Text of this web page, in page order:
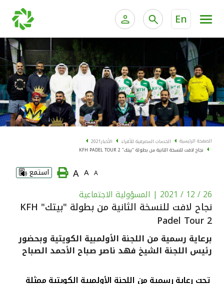
En
الخدمات المصرفية الإلكترونية للأفراد
الخدمات المصرفية الإلكترونية للشركات
خدمة "بيتك" للتداول الإلكتروني
الخدمات المصرفية للأفراد الخدمات المالية الخاصة
الحسابات المصرفية
البطاقات
"برامج العملاء"
الاستثمار
القنوات المصرفية
الصفحة الرئيسية الخدمات المصرفية للأفراد الأخبار2021
نجاح لافت للنسخة الثانية من بطولة "بيتك" KFH PADEL TOUR 2
A
A
A استمع
26 / 12 / 2021 | المسؤولية الاجتماعية
نجاح لافت للنسخة الثانية من بطولة "بيتك" KFH
Padel Tour 2
برعاية رسمية من اللجنة الأولمبية الكويتية وبحضور
رئيس اللجنة الشيخ فهد ناصر صباح الأحمد الصباح
تحت رعاية رسمية من اللجنة الأولمبية الكويتية ممثلة